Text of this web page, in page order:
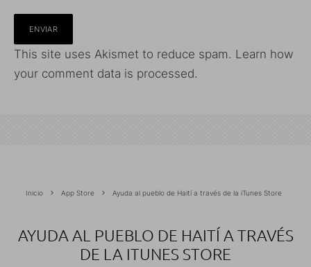
This site uses Akismet to reduce spam. Learn how
your comment data is processed.
Inicio App Store Ayuda al pueblo de Haití a través de la iTunes Store
AYUDA AL PUEBLO DE HAITÍ A TRAVÉS
DE LA ITUNES STORE